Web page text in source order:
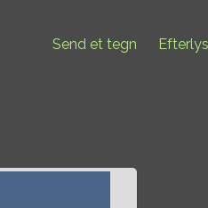
Send et tegn